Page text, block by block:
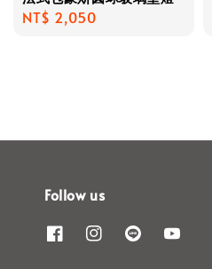
Regular
NT$ 2,050
Follow us